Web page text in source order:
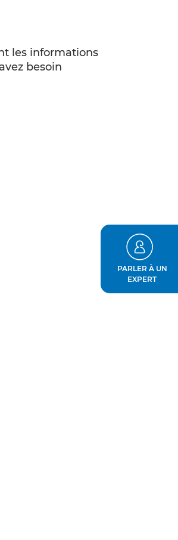
les informations
besoin
PARLER À UN
EXPERT